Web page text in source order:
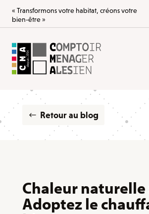
« Transformons votre habitat, créons votre
bien-être »
Retour au blog
Chaleur naturelle
Adoptez le